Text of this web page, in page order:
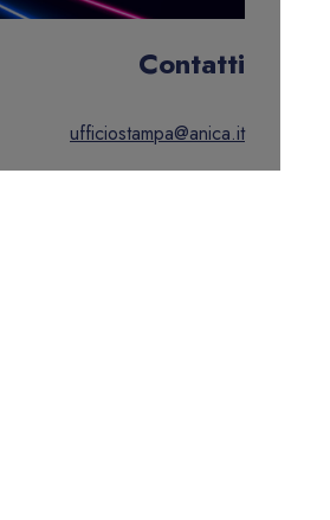
Contatti
ufficiostampa@anica.it